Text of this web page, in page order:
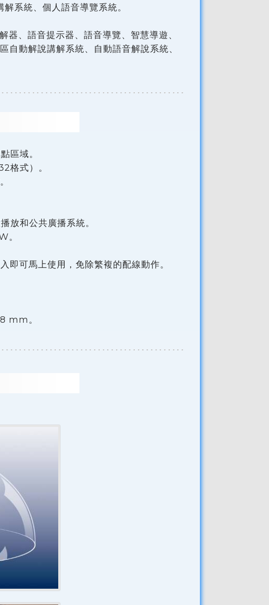
系統、個人語音導覽系統。
、語音提示器、語音導覽、智慧導遊、
自動解說講解系統、自動語音解說系統、
區域。
格式）。
放和公共廣播系統。
。
可馬上使用，免除繁複的配線動作。
mm。